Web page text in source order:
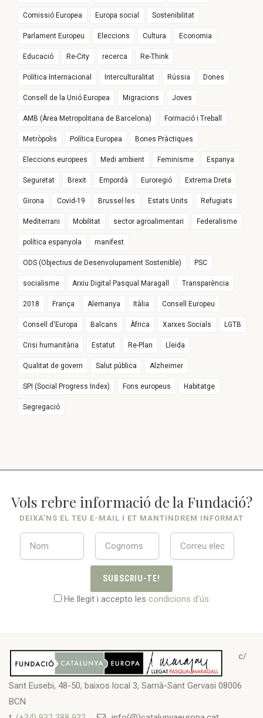
Comissió Europea Europa social Sostenibilitat
Parlament Europeu Eleccions Cultura Economia
Educació Re-City recerca Re-Think
Política Internacional Interculturalitat Rússia Dones
Consell de la Unió Europea Migracions Joves
AMB (Àrea Metropolitana de Barcelona) Formació i Treball
Metròpolis Política Europea Bones Pràctiques
Eleccions europees Medi ambient Feminisme Espanya
Seguretat Brexit Empordà Euroregió Extrema Dreta
Girona Covid-19 Brussel·les Estats Units Refugiats
Mediterrani Mobilitat sector agroalimentari Federalisme
política espanyola manifest
ODS (Objectius de Desenvolupament Sostenible) PSC
socialisme Arxiu Digital Pasqual Maragall Transparència
2018 França Alemanya Itàlia Consell Europeu
Consell d'Europa Balcans Àfrica Xarxes Socials LGTB
Crisi humanitària Estatut Re-Plan Lleida
Qualitat de govern Salut pública Alzheimer
SPI (Social Progress Index) Fons europeus Habitatge
Segregació
Vols rebre informació de la Fundació?
DEIXA’NS EL TEU E-MAIL I ET MANTINDREM INFORMAT
SUBSCRIU-TE!
He llegit i accepto les condicions d'ús
c/
Sant Eusebi, 48-50, baixos local 3, Sarrià-Sant Gervasi 08006
BCN